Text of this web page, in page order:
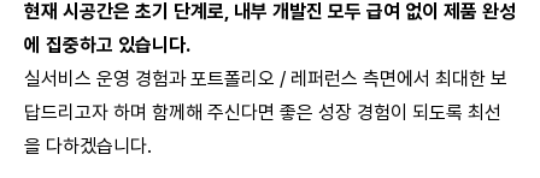
현재 시공간은 초기 단계로, 내부 개발진 모두 급여 없이 제품 완성
에 집중하고 있습니다.
실서비스 운영 경험과 포트폴리오 / 레퍼런스 측면에서 최대한 보
답드리고자 하며 함께해 주신다면 좋은 성장 경험이 되도록 최선
을 다하겠습니다.